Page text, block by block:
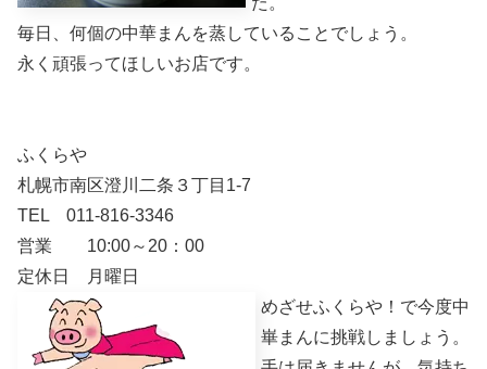
毎日、何個の中華まんを蒸していることでしょう。
永く頑張ってほしいお店です。
ふくらや
札幌市南区澄川二条３丁目1-7
TEL 011-816-3346
営業 10:00～20：00
定休日 月曜日
めざせふくらや！で今度中
崋まんに挑戦しましょう。